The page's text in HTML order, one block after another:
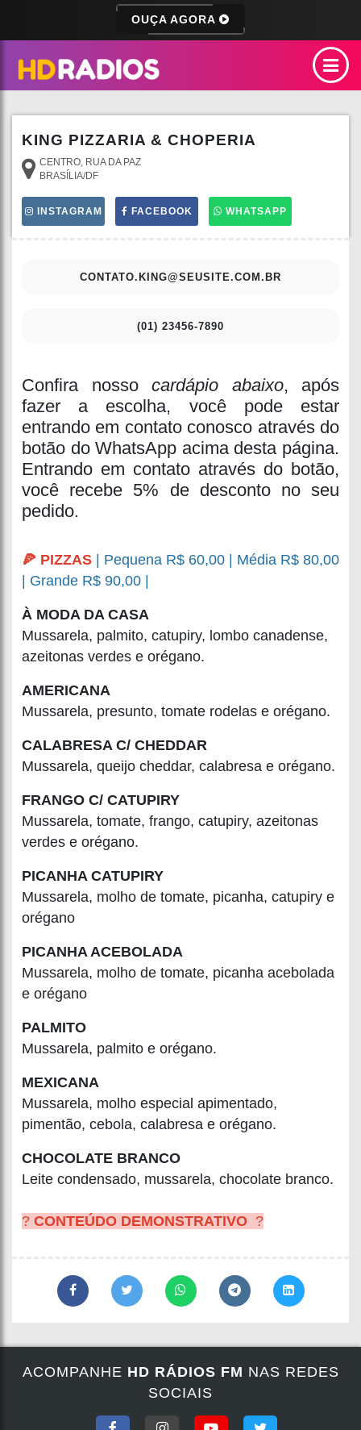
OUÇA AGORA
KING PIZZARIA & CHOPERIA
CENTRO, RUA DA PAZ
BRASÍLIA/DF
INSTAGRAM FACEBOOK WHATSAPP
CONTATO.KING@SEUSITE.COM.BR
(01) 23456-7890
Confira nosso cardápio abaixo, após
fazer a escolha, você pode estar
entrando em contato conosco através do
botão do WhatsApp acima desta página.
Entrando em contato através do botão,
você recebe 5% de desconto no seu
pedido.
🍕 PIZZAS | Pequena R$ 60,00 | Média R$ 80,00
| Grande R$ 90,00 |
À MODA DA CASA
Mussarela, palmito, catupiry, lombo canadense,
azeitonas verdes e orégano.
AMERICANA
Mussarela, presunto, tomate rodelas e orégano.
CALABRESA C/ CHEDDAR
Mussarela, queijo cheddar, calabresa e orégano.
FRANGO C/ CATUPIRY
Mussarela, tomate, frango, catupiry, azeitonas
verdes e orégano.
PICANHA CATUPIRY
Mussarela, molho de tomate, picanha, catupiry e
orégano
PICANHA ACEBOLADA
Mussarela, molho de tomate, picanha acebolada
e orégano
PALMITO
Mussarela, palmito e orégano.
MEXICANA
Mussarela, molho especial apimentado,
pimentão, cebola, calabresa e orégano.
CHOCOLATE BRANCO
Leite condensado, mussarela, chocolate branco.
? CONTEÚDO DEMONSTRATIVO ?
ACOMPANHE HD RÁDIOS FM NAS REDES
SOCIAIS